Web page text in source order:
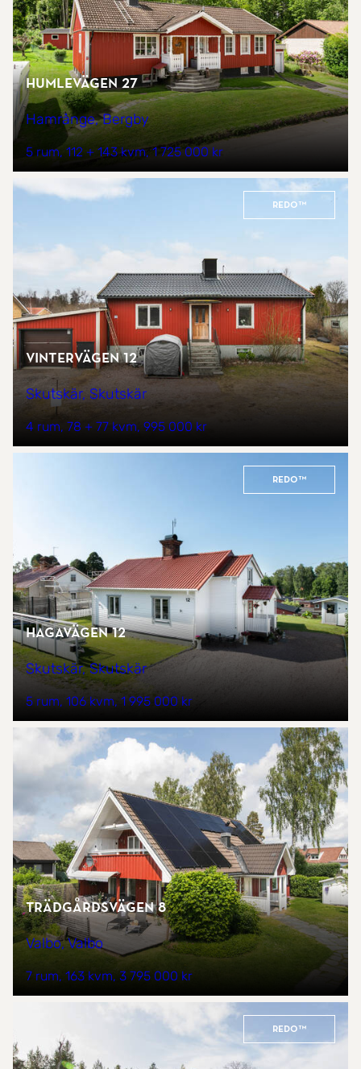
Humlevägen 27
Hamrånge, Bergby
5 rum 112 + 143 kvm 1 725 000 kr
REDO™
Vintervägen 12
Skutskär, Skutskär
4 rum 78 + 77 kvm 995 000 kr
REDO™
Hagavägen 12
Skutskär, Skutskär
5 rum 106 kvm 1 995 000 kr
Trädgårdsvägen 8
Valbo, Valbo
7 rum 163 kvm 3 795 000 kr
REDO™